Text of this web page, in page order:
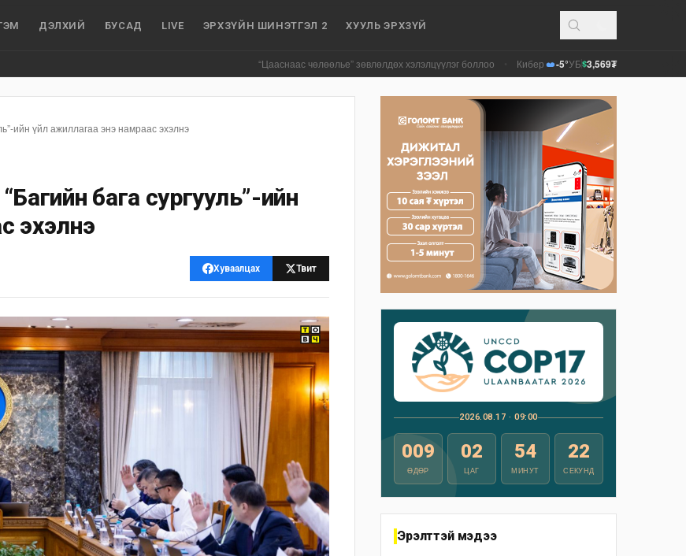
ДЭЛХИЙ БУСАД LIVE ЭРХЗҮЙН ШИНЭТГЭЛ 2 ХУУЛЬ ЭРХЗҮЙ
“Цааснаас чөлөөлье” зөвлөлдөх хэлэлцүүлэг боллоо • Кибер халдлага, зөрчлийг E-Mongolia
-5°УБ$3,569₮
ийн үйл ажиллагаа энэ намраас эхэлнэ
бага сургууль”-ийн
эхэлнэ
Хуваалцах Твит
2026.08.17 · 09:00
009
ӨДӨР
02
ЦАГ
54
МИНУТ
21
СЕКУНД
Эрэлттэй мэдээ